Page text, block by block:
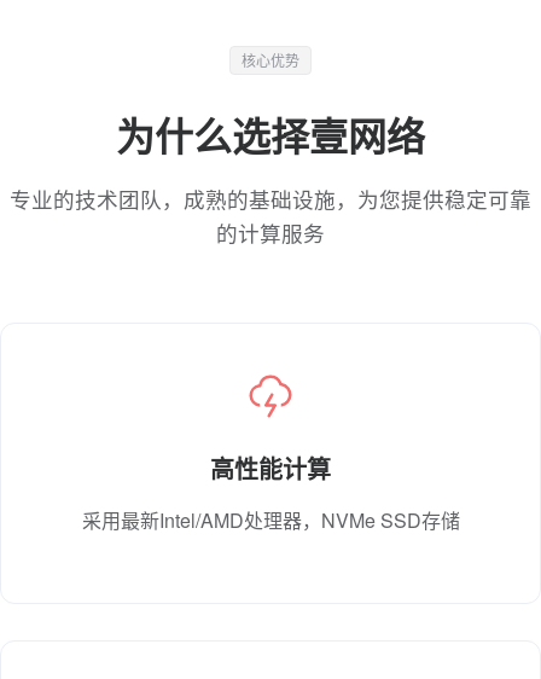
核心优势
为什么选择壹网络
专业的技术团队，成熟的基础设施，为您提供稳定可靠
的计算服务
高性能计算
采用最新Intel/AMD处理器，NVMe SSD存储